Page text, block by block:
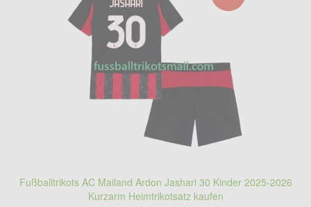
Fußballtrikots AC Mailand Ardon Jashari 30 Kinder 2025-2026
Kurzarm Heimtrikotsatz kaufen